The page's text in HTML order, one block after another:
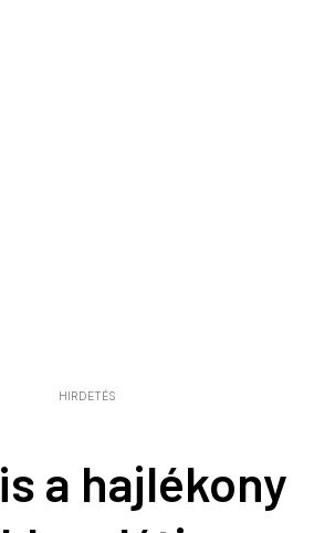
HIRDETÉS
a hajlékony